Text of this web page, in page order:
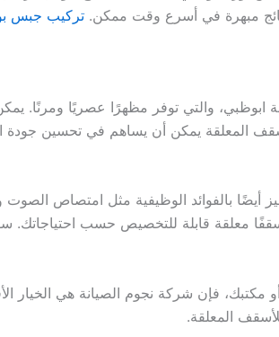
مبهرة في أسرع وقت ممكن. تركيب جبس
والتي توفر مظهرًا عصريًا ومرنًا.
المعلقة يمكن أن يساهم في تحسين جودة
أيضًا بالفوائد الوظيفية مثل امتصاص
قابلة للتخصيص حسب احتياجاتك.
فإن شركة نجوم الصيانة هي الخيار
المعلقة.